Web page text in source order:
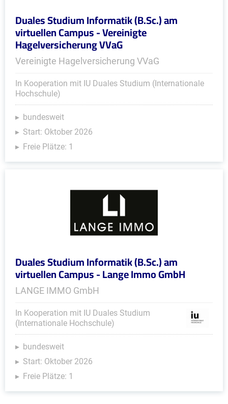
Duales Studium Informatik (B.Sc.) am
virtuellen Campus - Vereinigte
Hagelversicherung VVaG
Vereinigte Hagelversicherung VVaG
In Kooperation mit IU Duales Studium (Internationale
Hochschule)
bundesweit
Start: Oktober 2026
Freie Plätze: 1
Duales Studium Informatik (B.Sc.) am
virtuellen Campus - Lange Immo GmbH
LANGE IMMO GmbH
In Kooperation mit IU Duales Studium
(Internationale Hochschule)
bundesweit
Start: Oktober 2026
Freie Plätze: 1